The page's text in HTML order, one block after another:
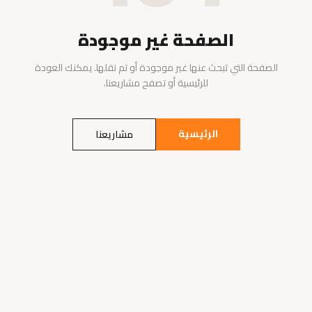
الصفحة غير موجودة
الصفحة التي تبحث عنها غير موجودة أو تم نقلها. يمكنك العودة
للرئيسية أو تصفح مشاريعنا.
الرئيسية مشاريعنا